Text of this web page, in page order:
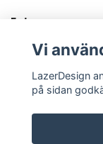
Fotmeny
Sociala medier
Vi
LazerDesign
på sidan